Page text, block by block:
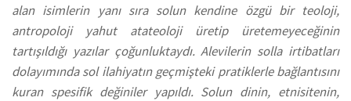
alan isimlerin yanı sıra solun kendine özgü bir teoloji,
antropoloji yahut atateoloji üretip üretemeyeceğinin
tartışıldığı yazılar çoğunluktaydı. Alevilerin solla irtibatları
dolayımında sol ilahiyatın geçmişteki pratiklerle bağlantısını
kuran spesifik değiniler yapıldı. Solun dinin, etnisitenin,